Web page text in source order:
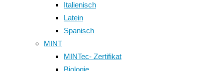
Italienisch
Latein
Spanisch
MINT
MINTec- Zertifikat
Biologie